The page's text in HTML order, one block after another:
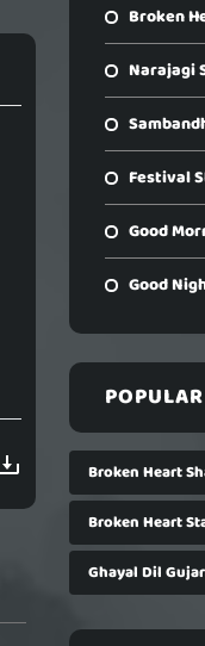
Broken
Narajagi
Festival
Good
Good
Broken Heart
Broken Heart
Ghayal Dil